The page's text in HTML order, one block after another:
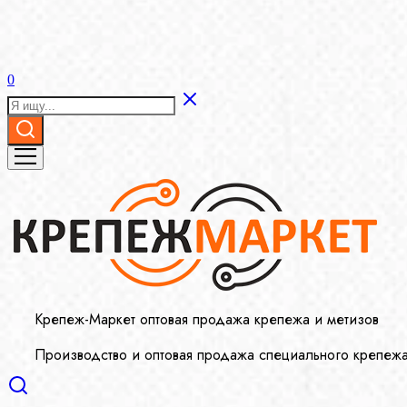
0
Крепеж-Маркет оптовая продажа крепежа и метизов
Производство и оптовая продажа специального